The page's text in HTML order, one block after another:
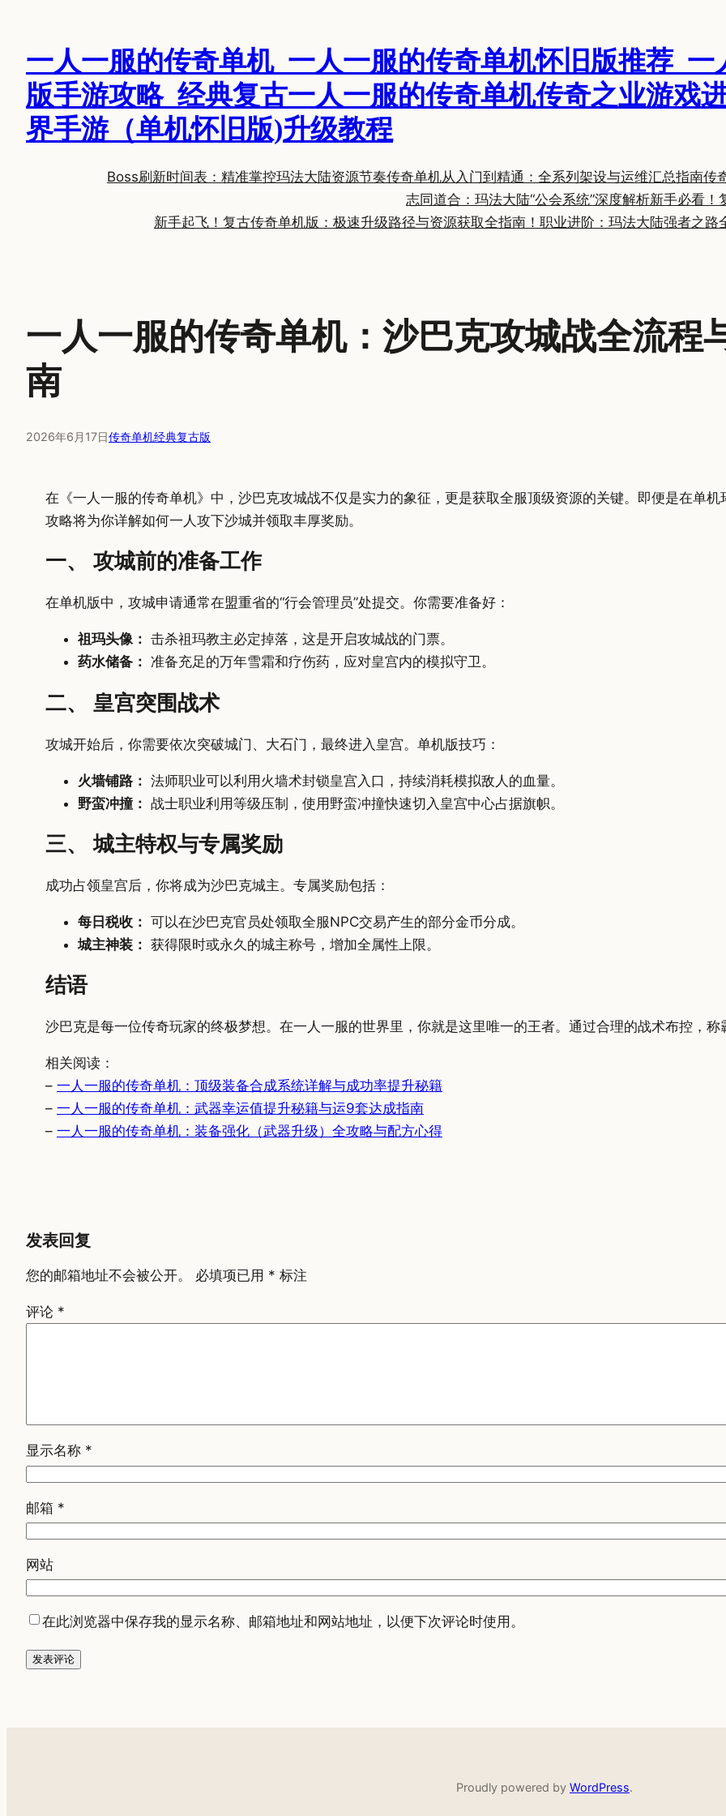
一人一服的传奇单机_一人一服的传奇单机怀旧版推荐_
版手游攻略_经典复古一人一服的传奇单机传奇之业游戏
界手游（单机怀旧版)升级教程
Boss刷新时间表：精准掌控玛法大陆资源节奏传奇单机从入门到精通：全系列架设与运维汇总指南传
志同道合：玛法大陆“公会系统”深度解析新手必看！
新手起飞！复古传奇单机版：极速升级路径与资源获取全指南！ 职业进阶：玛法大陆强者之路
一人一服的传奇单机：沙巴克攻城战全流程
南
2026年6月17日传奇单机经典复古版
在《一人一服的传奇单机》中，沙巴克攻城战不仅是实力的象征，更是获取全服顶级资源的关键。即便是在单
攻略将为你详解如何一人攻下沙城并领取丰厚奖励。
一、 攻城前的准备工作
在单机版中，攻城申请通常在盟重省的“行会管理员”处提交。你需要准备好：
祖玛头像： 击杀祖玛教主必定掉落，这是开启攻城战的门票。
药水储备： 准备充足的万年雪霜和疗伤药，应对皇宫内的模拟守卫。
二、 皇宫突围战术
攻城开始后，你需要依次突破城门、大石门，最终进入皇宫。单机版技巧：
火墙铺路： 法师职业可以利用火墙术封锁皇宫入口，持续消耗模拟敌人的血量。
野蛮冲撞： 战士职业利用等级压制，使用野蛮冲撞快速切入皇宫中心占据旗帜。
三、 城主特权与专属奖励
成功占领皇宫后，你将成为沙巴克城主。专属奖励包括：
每日税收： 可以在沙巴克官员处领取全服NPC交易产生的部分金币分成。
城主神装： 获得限时或永久的城主称号，增加全属性上限。
结语
沙巴克是每一位传奇玩家的终极梦想。在一人一服的世界里，你就是这里唯一的王者。通过合理的战术布控，称
相关阅读：
– 一人一服的传奇单机：顶级装备合成系统详解与成功率提升秘籍
– 一人一服的传奇单机：武器幸运值提升秘籍与运9套达成指南
– 一人一服的传奇单机：装备强化（武器升级）全攻略与配方心得
发表回复
您的邮箱地址不会被公开。 必填项已用 * 标注
评论 *
显示名称 *
邮箱 *
网站
在此浏览器中保存我的显示名称、邮箱地址和网站地址，以便下次评论时使用。
Proudly powered by WordPress.